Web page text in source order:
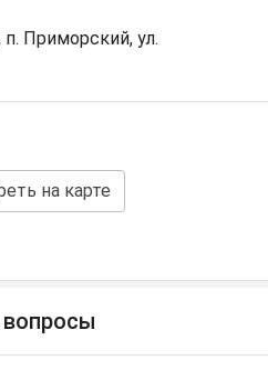
Приморский, ул.
на карте